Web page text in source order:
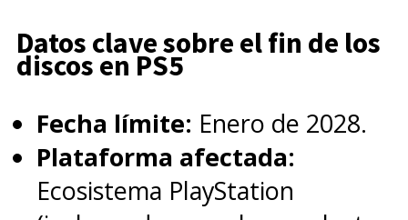
Datos clave sobre el fin de los
discos en PS5
Fecha límite: Enero de 2028.
Plataforma afectada:
Ecosistema PlayStation